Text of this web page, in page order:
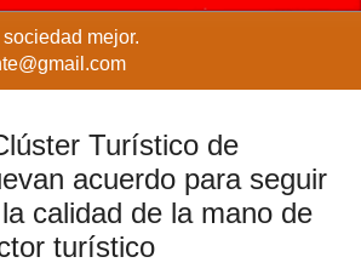
mejor.
Turístico de
acuerdo para seguir
calidad de la mano de
turístico